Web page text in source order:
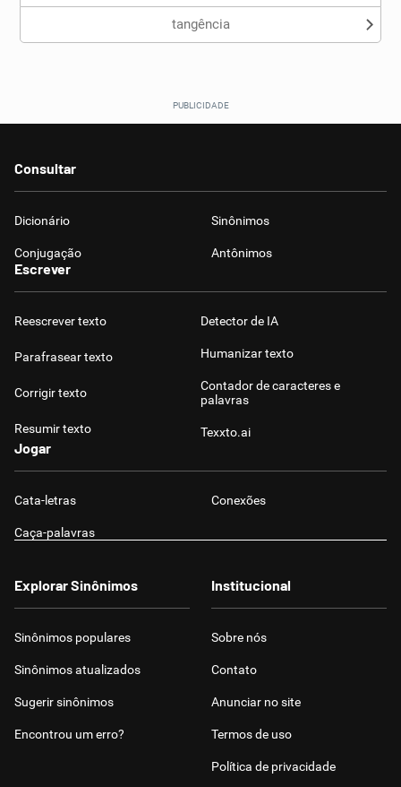
tangência
Consultar
Dicionário Sinônimos
Conjugação Antônimos
Escrever
Reescrever texto
Parafrasear texto
Corrigir texto
Resumir texto
Detector de IA
Humanizar texto
Contador de caracteres e
palavras
Texxto.ai
Jogar
Cata-letras Conexões
Caça-palavras
Explorar Sinônimos
Sinônimos populares
Sinônimos atualizados
Sugerir sinônimos
Encontrou um erro?
Institucional
Sobre nós
Contato
Anunciar no site
Termos de uso
Política de privacidade